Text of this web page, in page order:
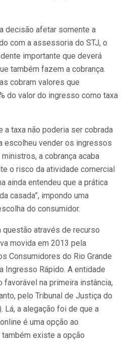
decisão afetar somente a
com a assessoria do STJ, o
importante que deverá
também fazem a cobrança.
cobram valores que
do valor do ingresso como taxa
a taxa não poderia ser cobrada
escolheu vender os ingressos
a cobrança acaba
o risco da atividade comercial
ainda entendeu que a prática
casada”, impondo uma
do consumidor.
através de recurso
movida em 2013 pela
Consumidores do Rio Grande
Ingresso Rápido. A entidade
favorável na primeira instância,
pelo Tribunal de Justiça do
Lá, a alegação foi de que a
é uma opção ao
existe a opção